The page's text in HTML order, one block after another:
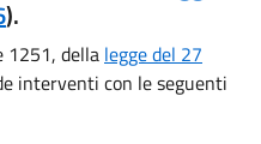
).
1251, della legge del 27
interventi con le seguenti